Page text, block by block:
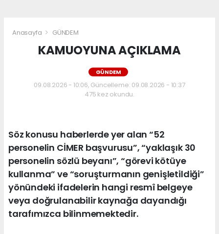
Anasayfa GÜNDEM
KAMUOYUNA AÇIKLAMA
GÜNDEM
09.08.2026 - 10:06, Güncelleme: 09.08.2026 - 10:37
475 kez okundu.
Söz konusu haberlerde yer alan “52
personelin CİMER başvurusu”, “yaklaşık 30
personelin sözlü beyanı”, “görevi kötüye
kullanma” ve “soruşturmanın genişletildiği”
yönündeki ifadelerin hangi resmî belgeye
veya doğrulanabilir kaynağa dayandığı
tarafımızca bilinmemektedir.